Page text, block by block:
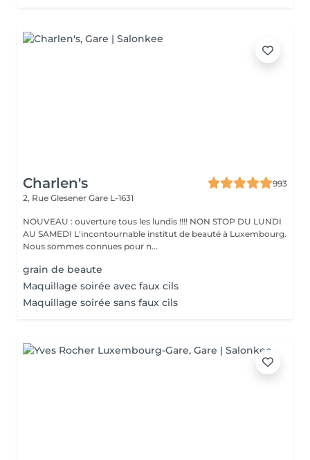
Charlen's
993
2, Rue Glesener Gare L-1631
NOUVEAU : ouverture tous les lundis !!!! NON STOP DU LUNDI
AU SAMEDI L'incontournable institut de beauté à Luxembourg.
Nous sommes connues pour n...
grain de beaute
Maquillage soirée avec faux cils
Maquillage soirée sans faux cils